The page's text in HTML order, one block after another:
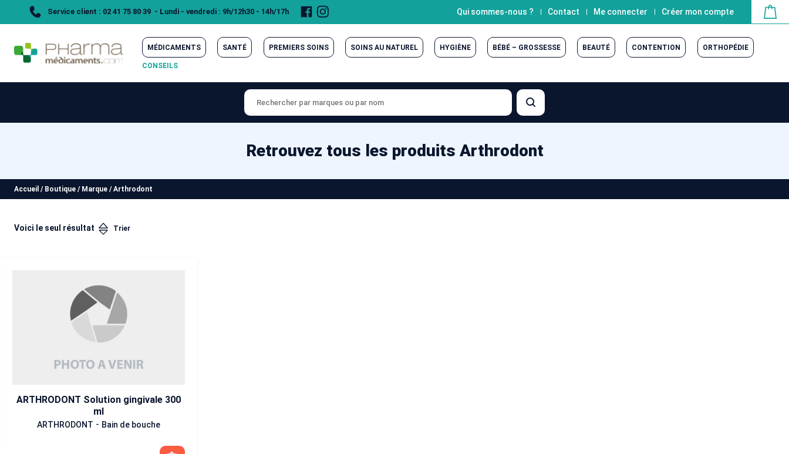
Service client : 02 41 75 80 39 - Lundi - vendredi : 9h/12h30 - 14h/17h
Page
Facebook
Instagram
Qui sommes-nous ? Contact Me connecter Créer mon compte
MÉDICAMENTS SANTÉ PREMIERS SOINS SOINS AU NATUREL HYGIÈNE BÉBÉ – GROSSESSE BEAUTÉ CONTENTION ORTHOPÉDIE
CONSEILS
Retrouvez tous les produits Arthrodont
Accueil / Boutique / Marque /Arthrodont
Voici le seul résultat
ARTHRODONT Solution gingivale 300
ml
ARTHRODONT - Bain de bouche